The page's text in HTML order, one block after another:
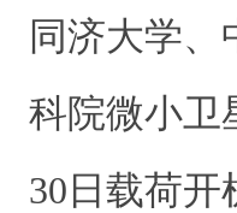
同济大学
科院微小卫
30日载荷开